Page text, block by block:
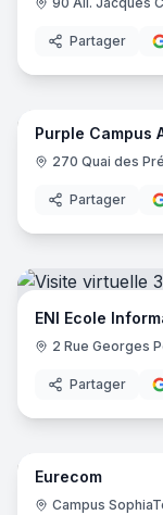
Partager
Purple Campus
270 Quai des
Partager
ENI Ecole
2 Rue Georges
Partager
Eurecom
Campus